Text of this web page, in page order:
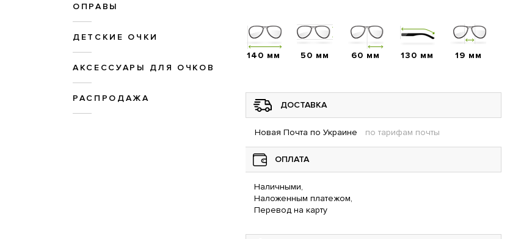
ОПРАВЫ
ДЕТСКИЕ ОЧКИ
АКСЕССУАРЫ ДЛЯ ОЧКОВ
РАСПРОДАЖА
140 мм 50 мм 60 мм 130 мм 19 мм
ДОСТАВКА
Новая Почта по Украине по тарифам почты
ОПЛАТА
Наличными,
Наложенным платежом,
Перевод на карту